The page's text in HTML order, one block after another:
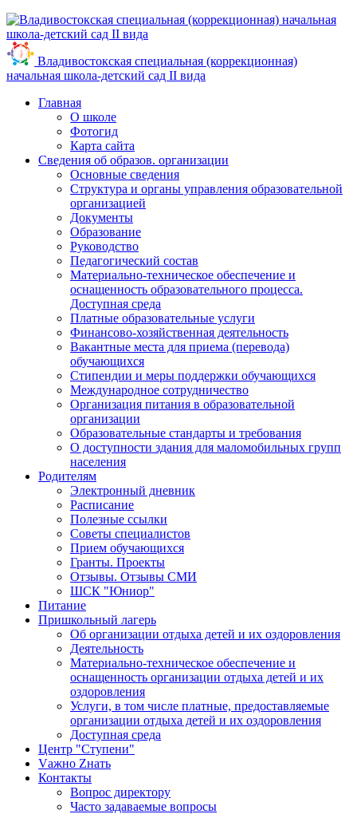
Владивостокская специальная (коррекционная)
начальная школа-детский сад II вида
Главная
О школе
Фотогид
Карта сайта
Сведения об образов. организации
Основные сведения
Структура и органы управления образовательной
организацией
Документы
Образование
Руководство
Педагогический состав
Материально-техническое обеспечение и
оснащенность образовательного процесса.
Доступная среда
Платные образовательные услуги
Финансово-хозяйственная деятельность
Вакантные места для приема (перевода)
обучающихся
Стипендии и меры поддержки обучающихся
Международное сотрудничество
Организация питания в образовательной
организации
Образовательные стандарты и требования
О доступности здания для маломобильных групп
населения
Родителям
Электронный дневник
Расписание
Полезные ссылки
Советы специалистов
Прием обучающихся
Гранты. Проекты
Отзывы. Отзывы СМИ
ШСК "Юниор"
Питание
Пришкольный лагерь
Об организации отдыха детей и их оздоровления
Деятельность
Материально-техническое обеспечение и
оснащенность организации отдыха детей и их
оздоровления
Услуги, в том числе платные, предоставляемые
организации отдыха детей и их оздоровления
Доступная среда
Центр "Ступени"
Vажно Zнать
Контакты
Вопрос директору
Часто задаваемые вопросы